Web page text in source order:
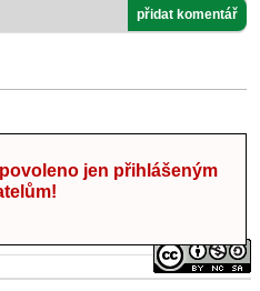
přidat komentář
jen přihlášeným